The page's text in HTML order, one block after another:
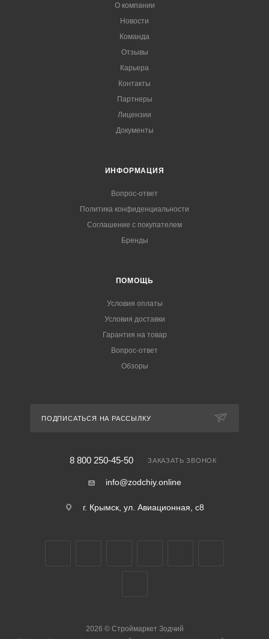
О компании
Новости
Команда
Отзывы
Карьера
Контакты
Партнеры
Лицензии
Документы
ИНФОРМАЦИЯ
Вопрос-ответ
Политика конфиденциальности
Соглашение с покупателем
Бренды
ПОМОЩЬ
Условия оплаты
Условия доставки
Гарантия на товар
Вопрос-ответ
Обзоры
ПОДПИСАТЬСЯ НА РАССЫЛКУ
8 800 250-45-50 ЗАКАЗАТЬ ЗВОНОК
info@zodchiy.online
г. Крымск, ул. Авиационная, с8
2026 ©Строймаркет Зодчий